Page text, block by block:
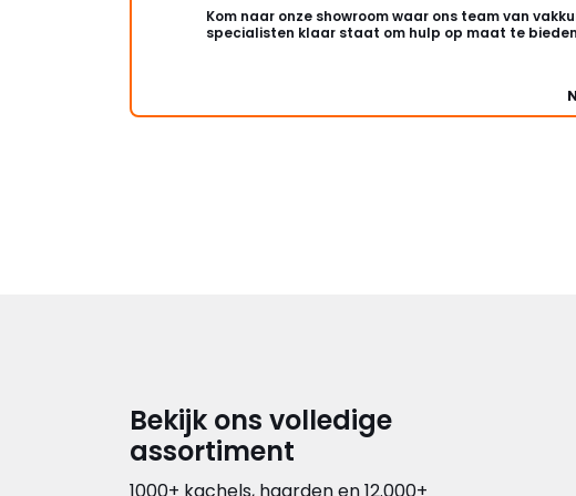
Kom naar onze showroom waar ons team van
specialisten klaar staat om hulp op maat te
Bekijk ons volledige
assortiment